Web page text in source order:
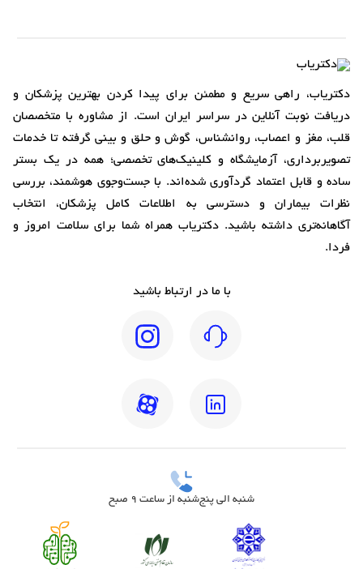
دکتریاب، راهی سریع و مطمئن برای پیدا کردن بهترین پزشکان و
دریافت نوبت آنلاین در سراسر ایران است. از مشاوره با متخصصان
قلب، مغز و اعصاب، روانشناس، گوش و حلق و بینی گرفته تا خدمات
تصویربرداری، آزمایشگاه و کلینیک‌های تخصصی؛ همه در یک بستر
ساده و قابل اعتماد گردآوری شده‌اند. با جست‌وجوی هوشمند، بررسی
نظرات بیماران و دسترسی به اطلاعات کامل پزشکان، انتخاب
آگاهانه‌تری داشته باشید. دکتریاب همراه شما برای سلامت امروز و
فردا.
با ما در ارتباط باشید
شنبه الی پنج‌شنبه از ساعت 9 صبح